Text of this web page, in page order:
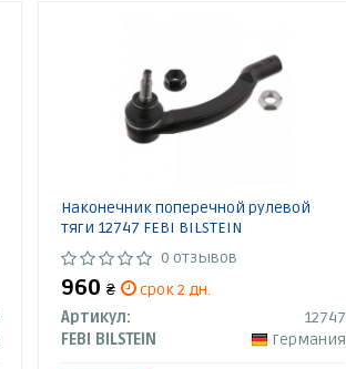
Наконечник поперечной рулевой
тяги 12747 FEBI BILSTEIN
0 отзывов
960 ₴
срок 2 дн.
Артикул:
12747
FEBI BILSTEIN
Германия